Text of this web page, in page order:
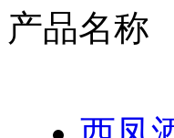
产品名称